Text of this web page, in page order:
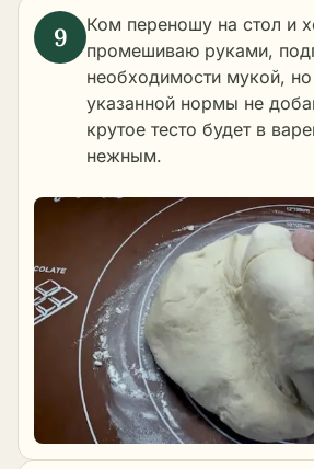
Ком переношу на стол и
промешиваю руками,
необходимости мукой,
указанной нормы не
крутое тесто будет в
нежным.